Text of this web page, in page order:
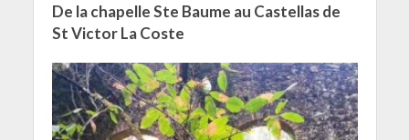
De la chapelle Ste Baume au Castellas de
St Victor La Coste